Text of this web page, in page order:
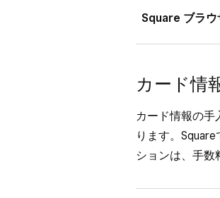
を [主な支払方
効になってい
取引を完
カード情
リティコ
[ お会計]
Square ブラ
の順にク
カード情
カード情
カード情報の
ります。
ションは、手数